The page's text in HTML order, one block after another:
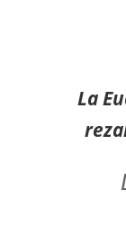
La